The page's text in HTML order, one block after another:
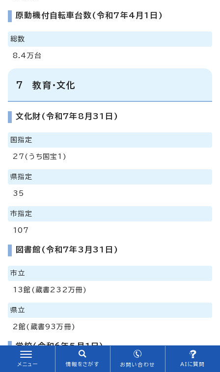
原動機付自転車台数(令和7年4月1日)
総数
8.4万台
7 教育・文化
文化財(令和7年8月31日)
国指定
27(うち国宝1)
県指定
35
市指定
107
図書館(令和7年3月31日)
市立
13館(蔵書232万冊)
県立
2館(蔵書93万冊)
学校(令和6年5月1日)
メニュー 情報をさがす お問い合わせ AIに質問